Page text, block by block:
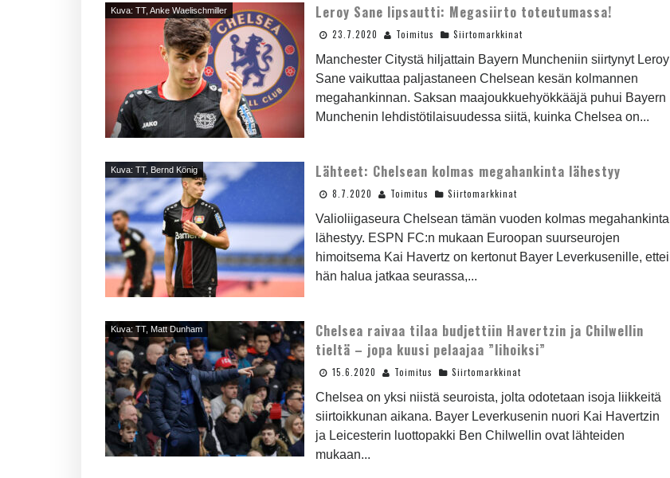
Kuva: TT, Anke Waelischmiller Leroy Sane lipsautti: Megasiirto toteutumassa!
23.7.2020 Toimitus Siirtomarkkinat
Manchester Citystä hiljattain Bayern Muncheniin siirtynyt Leroy
Sane vaikuttaa paljastaneen Chelsean kesän kolmannen
megahankinnan. Saksan maajoukkuehyökkääjä puhui Bayern
Munchenin lehdistötilaisuudessa siitä, kuinka Chelsea on...
Kuva: TT, Bernd König Lähteet: Chelsean kolmas megahankinta lähestyy
8.7.2020 Toimitus Siirtomarkkinat
Valioliigaseura Chelsean tämän vuoden kolmas megahankinta
lähestyy. ESPN FC:n mukaan Euroopan suurseurojen
himoitsema Kai Havertz on kertonut Bayer Leverkusenille, ettei
hän halua jatkaa seurassa,...
Kuva: TT, Matt Dunham
Chelsea raivaa tilaa budjettiin Havertzin ja Chilwellin
tieltä – jopa kuusi pelaajaa ”lihoiksi”
15.6.2020 Toimitus Siirtomarkkinat
Chelsea on yksi niistä seuroista, jolta odotetaan isoja liikkeitä
siirtoikkunan aikana. Bayer Leverkusenin nuori Kai Havertzin
ja Leicesterin luottopakki Ben Chilwellin ovat lähteiden
mukaan...